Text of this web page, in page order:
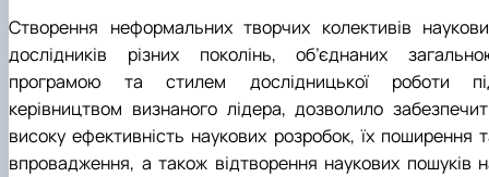
Створення неформальних творчих колективів
дослідників різних поколінь, об’єднаних
програмою та стилем дослідницької роботи
керівництвом визнаного лідера, дозволило
високу ефективність наукових розробок, їх поширення
впровадження, а також відтворення наукових пошуків